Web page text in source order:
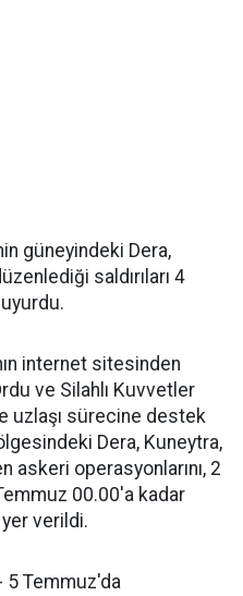
güneyindeki Dera,
saldırıları 4
internet sitesinden
ve Silahlı Kuvvetler
uzlaşı sürecine destek
Dera, Kuneytra,
askeri operasyonlarını, 2
00.00'a kadar
verildi.
Temmuz'da